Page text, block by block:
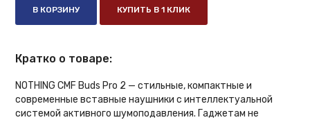
В КОРЗИНУ КУПИТЬ В 1 КЛИК
Кратко о товаре:
NOTHING CMF Buds Pro 2 — стильные, компактные и
современные вставные наушники с интеллектуальной
системой активного шумоподавления. Гаджетам не